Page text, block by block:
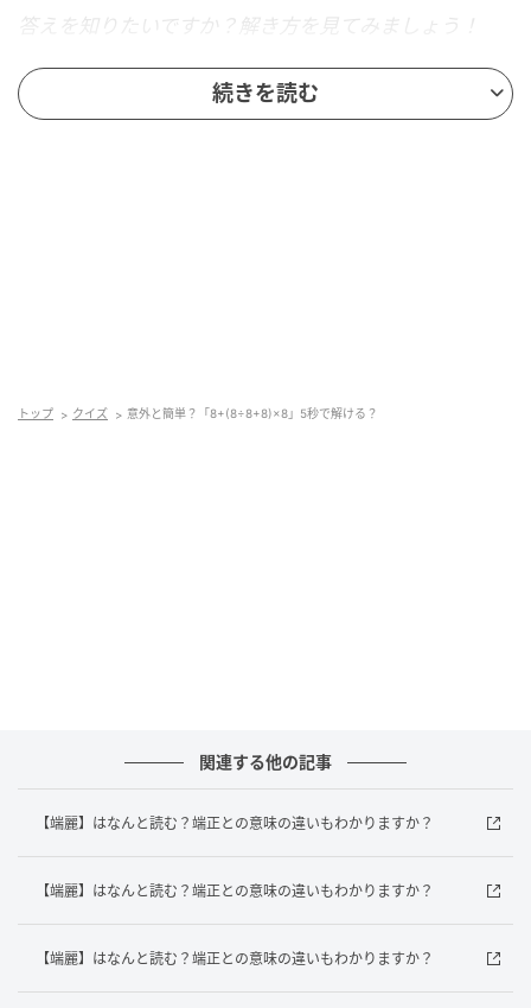
答えを知りたいですか？解き方を見てみましょう！
次に、かっこの計算が終わったので、式は「8+9×8」
になります。
次に掛け算を行います。「9×8」は「72」です。
最後に足し算をします。「8+72」は「80」になりま
す。
どうでしたか？計算の順番を守るだけで、難しそうな
続きを読む
トップ クイズ 意外と簡単？「8+(8÷8+8)×8」5秒で解ける？
関連する他の記事
【端麗】はなんと読む？端正との意味の違いもわかりますか？
【端麗】はなんと読む？端正との意味の違いもわかりますか？
【端麗】はなんと読む？端正との意味の違いもわかりますか？